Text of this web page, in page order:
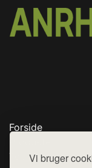
Vi bruger
Forside
Top Rabatter